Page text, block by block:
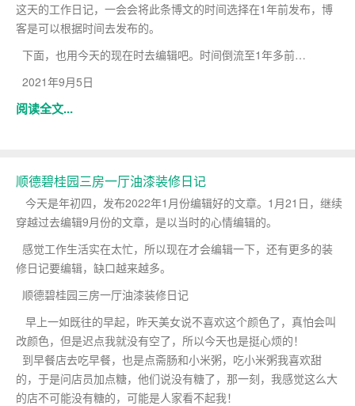
这天的工作日记，一会会将此条博文的时间选择在1年前发布，博
客是可以根据时间去发布的。
下面，也用今天的现在时去编辑吧。时间倒流至1年多前…
2021年9月5日
阅读全文...
顺德碧桂园三房一厅油漆装修日记
今天是年初四，发布2022年1月份编辑好的文章。1月21日，继续
穿越过去编辑9月份的文章，是以当时的心情编辑的。
感觉工作生活实在太忙，所以现在才会编辑一下，还有更多的装
修日记要编辑，缺口越来越多。
顺德碧桂园三房一厅油漆装修日记
早上一如既往的早起，昨天美女说不喜欢这个颜色了，真怕会叫
改颜色，但是迟点我就没有空了，所以今天也是挺心烦的！
到早餐店去吃早餐，也是点斋肠和小米粥，吃小米粥我喜欢甜
的，于是问店员加点糖，他们说没有糖了，那一刻，我感觉这么大
的店不可能没有糖的，可能是人家看不起我！